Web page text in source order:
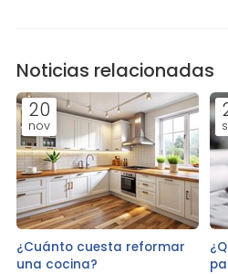
Noticias relacionadas
20
nov
¿Cuánto cuesta reformar
una cocina?